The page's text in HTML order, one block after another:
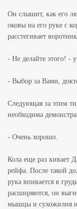
Он слышит, как его
оковы на его руке с
расстегивает
- Не делайте этого! -
- Выбор за Вами,
Следующая за этим
необходима
- Очень хорошо.
Кола еще раз кивает
рейфа. После такой
рука впивается в
расширяются, он
мышцы и сухожилия